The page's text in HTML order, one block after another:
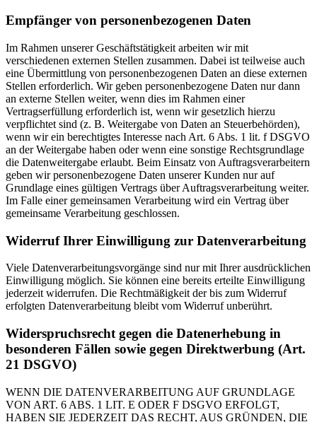
Empfänger von personenbezogenen Daten
Im Rahmen unserer Geschäftstätigkeit arbeiten wir mit
verschiedenen externen Stellen zusammen. Dabei ist teilweise auch
eine Übermittlung von personenbezogenen Daten an diese externen
Stellen erforderlich. Wir geben personenbezogene Daten nur dann
an externe Stellen weiter, wenn dies im Rahmen einer
Vertragserfüllung erforderlich ist, wenn wir gesetzlich hierzu
verpflichtet sind (z. B. Weitergabe von Daten an Steuerbehörden),
wenn wir ein berechtigtes Interesse nach Art. 6 Abs. 1 lit. f DSGVO
an der Weitergabe haben oder wenn eine sonstige Rechtsgrundlage
die Datenweitergabe erlaubt. Beim Einsatz von Auftragsverarbeitern
geben wir personenbezogene Daten unserer Kunden nur auf
Grundlage eines gültigen Vertrags über Auftragsverarbeitung weiter.
Im Falle einer gemeinsamen Verarbeitung wird ein Vertrag über
gemeinsame Verarbeitung geschlossen.
Widerruf Ihrer Einwilligung zur Datenverarbeitung
Viele Datenverarbeitungsvorgänge sind nur mit Ihrer ausdrücklichen
Einwilligung möglich. Sie können eine bereits erteilte Einwilligung
jederzeit widerrufen. Die Rechtmäßigkeit der bis zum Widerruf
erfolgten Datenverarbeitung bleibt vom Widerruf unberührt.
Widerspruchsrecht gegen die Datenerhebung in
besonderen Fällen sowie gegen Direktwerbung (Art.
21 DSGVO)
WENN DIE DATENVERARBEITUNG AUF GRUNDLAGE
VON ART. 6 ABS. 1 LIT. E ODER F DSGVO ERFOLGT,
HABEN SIE JEDERZEIT DAS RECHT, AUS GRÜNDEN, DIE